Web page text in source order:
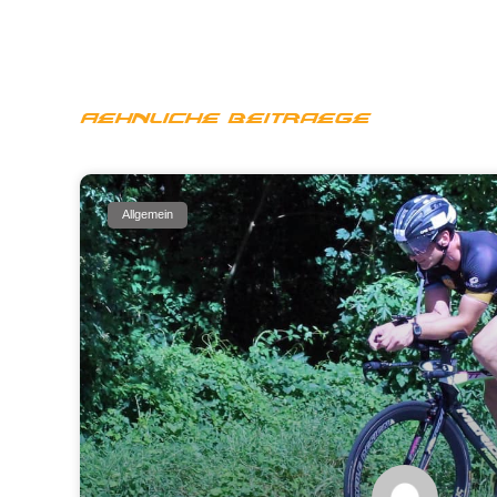
Aehnliche Beitraege
Allgemein